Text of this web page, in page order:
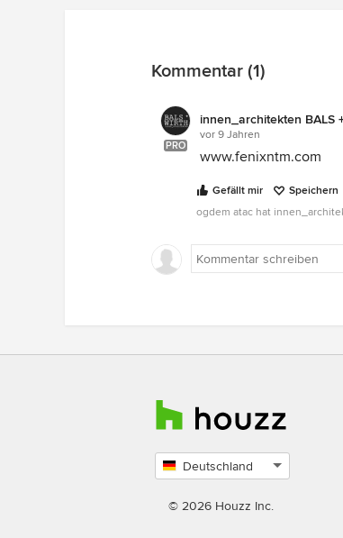
Kommentar (1)
PRO
innen_architekten BALS
vor 9 Jahren
www.fenixntm.com
Gefällt mir
Speichern
ogdem atac hat
Deutschland
auswählen
© 2026 Houzz Inc.